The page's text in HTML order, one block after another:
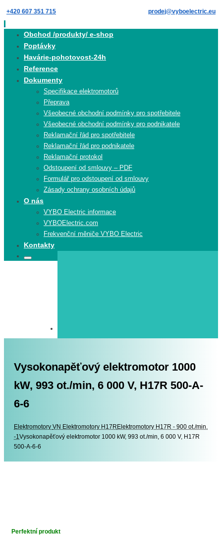
Skip
to
content
+420 607 351 715 prodej@vyboelectric.eu
Obchod /produkty/ e-shop
Poptávky
Havárie-pohotovost-24h
Reference
Dokumenty
Specifikace elektromotorů
Přeprava
Všeobecné obchodní podmínky pro spotřebitele
Všeobecné obchodní podmínky pro podnikatele
Reklamační řád pro spotřebitele
Reklamační řád pro podnikatele
Reklamační protokol
Odstoupení od smlouvy – PDF
Formulář pro odstoupení od smlouvy
Zásady ochrany osobních údajů
O nás
VYBO Electric informace
VYBOElectric.com
Frekvenční měniče VYBO Electric
Kontakty
Search
Search
Vysokonapěťový elektromotor 1000
kW, 993 ot./min, 6 000 V, H17R 500-A-
6-6
Elektromotory Elektromotory
VN Elektromotory H17R Elektromotory H17R - 900 ot./min.
-1Vysokonapěťový elektromotor 1000 kW, 993 ot./min, 6 000 V, H17R
500-A-6-6
Perfektní produkt